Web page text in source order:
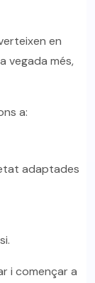
en
vegada més,
a:
adaptades
i començar a